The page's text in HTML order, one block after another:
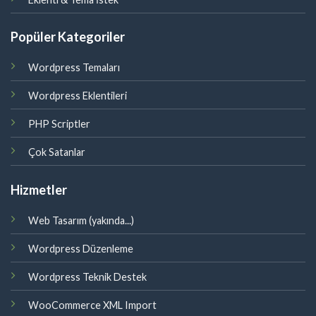
Popüler Kategoriler
Wordpress Temaları
Wordpress Eklentileri
PHP Scriptler
Çok Satanlar
Hizmetler
Web Tasarım (yakında...)
Wordpress Düzenleme
Wordpress Teknik Destek
WooCommerce XML Import